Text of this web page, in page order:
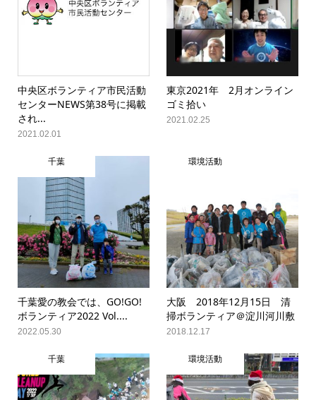
中央区ボランティア市民活動
センターNEWS第38号に掲載
され...
2021.02.01
東京2021年 2月オンライン
ゴミ拾い
2021.02.25
千葉
千葉愛の教会では、GO!GO!
ボランティア2022 Vol....
2022.05.30
環境活動
大阪 2018年12月15日 清
掃ボランティア＠淀川河川敷
2018.12.17
千葉 環境活動